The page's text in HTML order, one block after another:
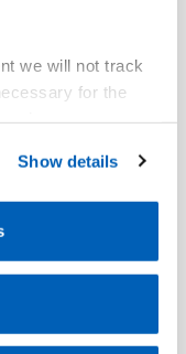
we will not track
for the
Gefran - Cookie
at the following
Show details